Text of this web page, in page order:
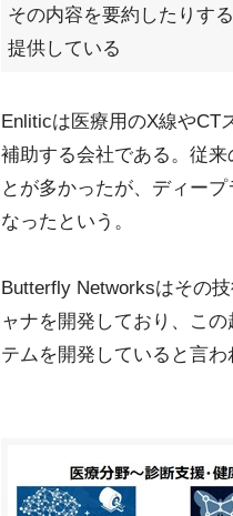
その内容を要約したりす
提供している
Enliticは医療用のX線やCT
補助する会社である。従
とが多かったが、ディー
なったという。
Butterfly Networksはその
ャナを開発しており、こ
テムを開発していると言わ